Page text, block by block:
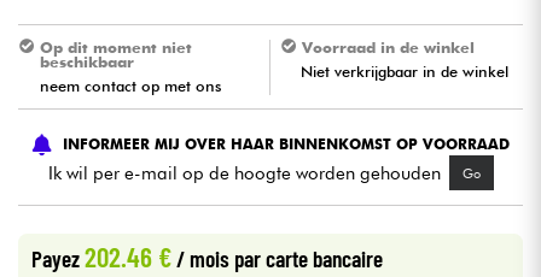
Viool & Quatuor
Kinderen
Kabels & toebehoren
Op dit moment niet
beschikbaar
neem contact op met ons
Voorraad in de winkel
Niet verkrijgbaar in de winkel
INFORMEER MIJ OVER HAAR BINNENKOMST OP VOORRAAD
Ik wil per e-mail op de hoogte worden gehouden Go
Payez202.46 € / mois par carte bancaire